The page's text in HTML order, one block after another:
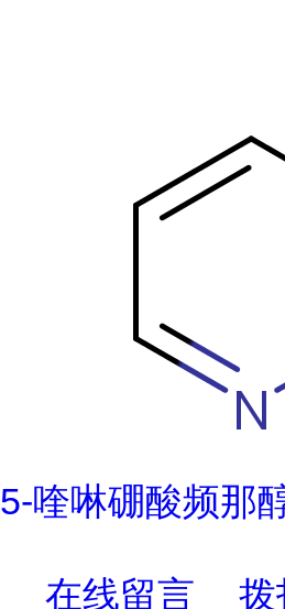
5-喹啉硼酸频那
在线留言 拨